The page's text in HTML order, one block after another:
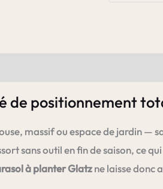
de
de positionnement
massif ou espace de jardin —
sans outil en fin de saison, ce
à planter Glatzne laisse donc